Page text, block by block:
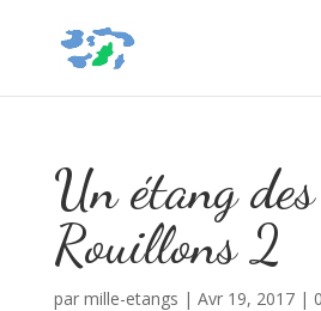
Un étang des
Rouillons 2
par mille-etangs | Avr 19, 2017|